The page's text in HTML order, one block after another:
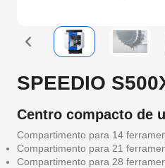
SPEEDIO
Centro compacto de
Compartimento para 14
Compartimento para 21
Compartimento para 28